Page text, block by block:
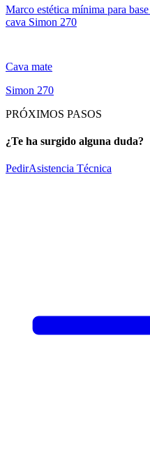
Marco estética mínima para
cava Simon 270
Cava mate
Simon 270
PRÓXIMOS PASOS
¿Te ha surgido alguna duda?
PedirAsistencia Técnica